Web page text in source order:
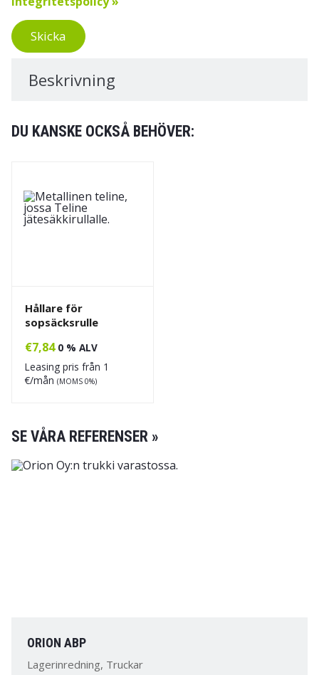
Skicka
Beskrivning
DU KANSKE OCKSÅ BEHÖVER:
Hållare för
sopsäcksrulle
€7,84 0 % ALV
Leasing pris från 1
€/mån (MOMS 0%)
SE VÅRA REFERENSER »
ORION ABP
Lagerinredning, Truckar